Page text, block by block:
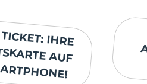
IHRE
AUF